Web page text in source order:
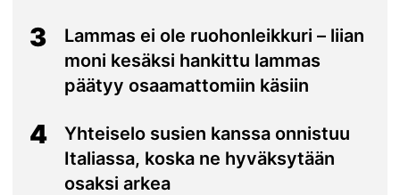
3
Lammas ei ole ruohonleikkuri – liian
moni kesäksi hankittu lammas
päätyy osaamattomiin käsiin
4
Yhteiselo susien kanssa onnistuu
Italiassa, koska ne hyväksytään
osaksi arkea